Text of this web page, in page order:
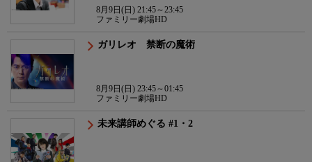
8月9日(日) 21:45～23:45
ファミリー劇場HD
ガリレオ 禁断の魔術
8月9日(日) 23:45～01:45
ファミリー劇場HD
未来講師めぐる #1・2